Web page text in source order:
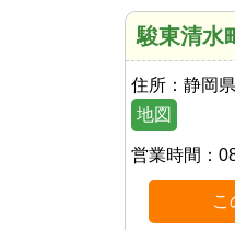
駿東清水
住所： 静岡
地図
営業時間：
こ